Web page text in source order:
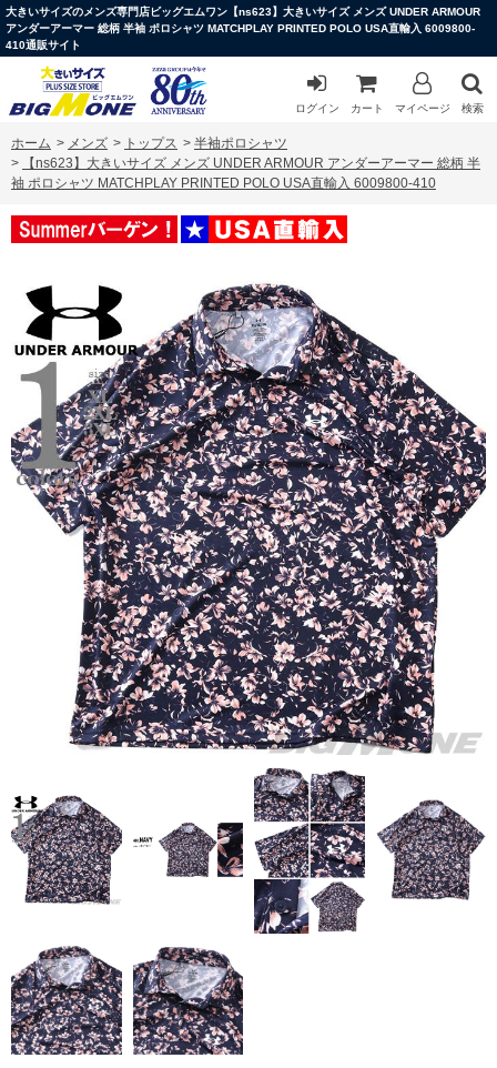
大きいサイズのメンズ専門店ビッグエムワン【ns623】大きいサイズ メンズ UNDER ARMOUR
アンダーアーマー 総柄 半袖 ポロシャツ MATCHPLAY PRINTED POLO USA直輸入 6009800-
410通販サイト
ログイン カート マイページ 検索
ホーム > メンズ > トップス > 半袖ポロシャツ
>
【ns623】大きいサイズ メンズ UNDER ARMOUR アンダーアーマー 総柄 半
袖 ポロシャツ MATCHPLAY PRINTED POLO USA直輸入 6009800-410